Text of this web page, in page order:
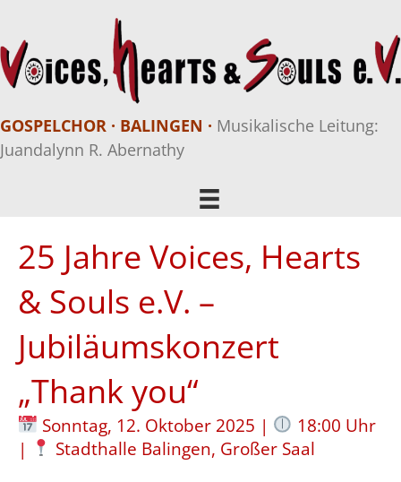
GOSPELCHOR · BALINGEN · Musikalische Leitung:
Juandalynn R. Abernathy
25 Jahre Voices, Hearts
& Souls e.V. –
Jubiläumskonzert
„Thank you“
Sonntag, 12. Oktober 2025 |
18:00 Uhr
|
Stadthalle Balingen, Großer Saal